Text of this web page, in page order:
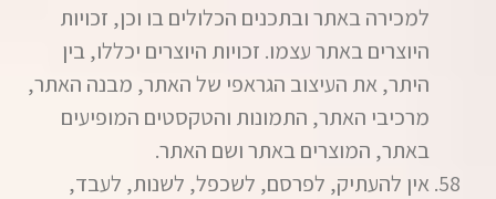
למכירה באתר ובתכנים הכלולים בו וכן, זכויות
היוצרים באתר עצמו. זכויות היוצרים יכללו, בין
היתר, את העיצוב הגראפי של האתר, מבנה האתר,
מרכיבי האתר, התמונות והטקסטים המופיעים
באתר, המוצרים באתר ושם האתר.
אין להעתיק, לפרסם, לשכפל, לשנות, לעבד,